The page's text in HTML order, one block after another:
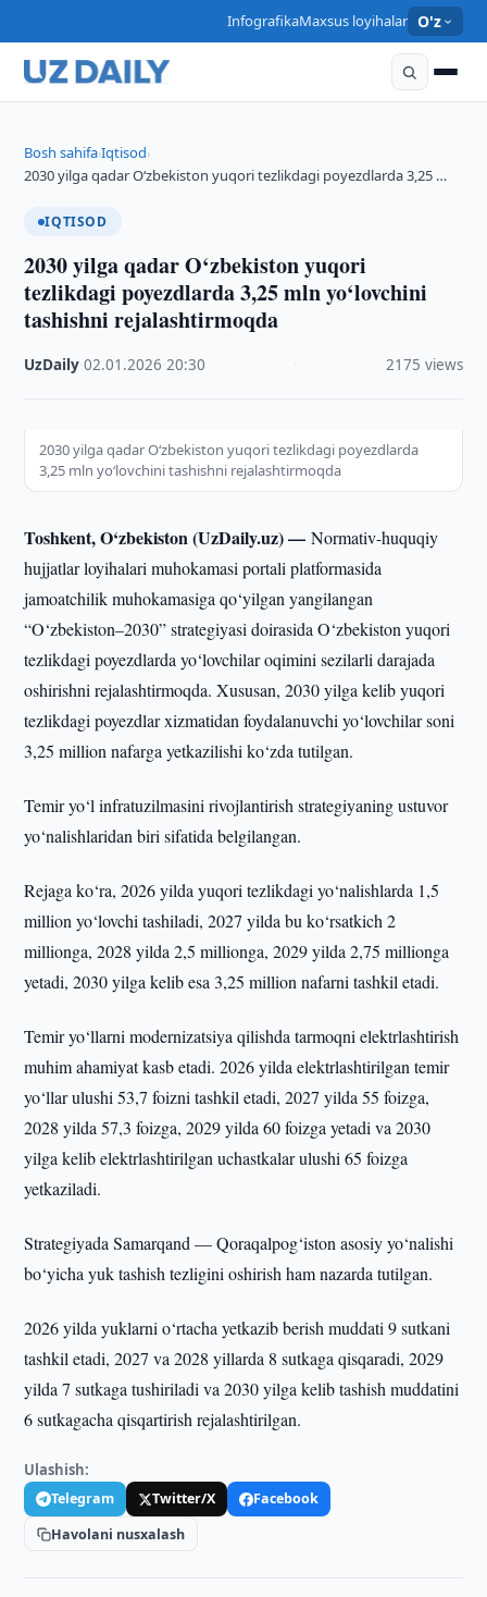
InfografikaMaxsus loyihalar O'z
Bosh sahifa›Iqtisod›
2030 yilga qadar O‘zbekiston yuqori tezlikdagi poyezdlarda 3,25 …
IQTISOD
2030 yilga qadar O‘zbekiston yuqori
tezlikdagi poyezdlarda 3,25 mln yo‘lovchini
tashishni rejalashtirmoqda
UzDaily ·02.01.2026 ·20:30 2175 views
2030 yilga qadar O‘zbekiston yuqori tezlikdagi poyezdlarda
3,25 mln yo‘lovchini tashishni rejalashtirmoqda
Toshkent, O‘zbekiston (UzDaily.uz) —Normativ-huquqiy
hujjatlar loyihalari muhokamasi portali platformasida
jamoatchilik muhokamasiga qo‘yilgan yangilangan
“O‘zbekiston–2030” strategiyasi doirasida O‘zbekiston yuqori
tezlikdagi poyezdlarda yo‘lovchilar oqimini sezilarli darajada
oshirishni rejalashtirmoqda. Xususan, 2030 yilga kelib yuqori
tezlikdagi poyezdlar xizmatidan foydalanuvchi yo‘lovchilar soni
3,25 million nafarga yetkazilishi ko‘zda tutilgan.
Temir yo‘l infratuzilmasini rivojlantirish strategiyaning ustuvor
yo‘nalishlaridan biri sifatida belgilangan.
Rejaga ko‘ra, 2026 yilda yuqori tezlikdagi yo‘nalishlarda 1,5
million yo‘lovchi tashiladi, 2027 yilda bu ko‘rsatkich 2
millionga, 2028 yilda 2,5 millionga, 2029 yilda 2,75 millionga
yetadi, 2030 yilga kelib esa 3,25 million nafarni tashkil etadi.
Temir yo‘llarni modernizatsiya qilishda tarmoqni elektrlashtirish
muhim ahamiyat kasb etadi. 2026 yilda elektrlashtirilgan temir
yo‘llar ulushi 53,7 foizni tashkil etadi, 2027 yilda 55 foizga,
2028 yilda 57,3 foizga, 2029 yilda 60 foizga yetadi va 2030
yilga kelib elektrlashtirilgan uchastkalar ulushi 65 foizga
yetkaziladi.
Strategiyada Samarqand — Qoraqalpog‘iston asosiy yo‘nalishi
bo‘yicha yuk tashish tezligini oshirish ham nazarda tutilgan.
2026 yilda yuklarni o‘rtacha yetkazib berish muddati 9 sutkani
tashkil etadi, 2027 va 2028 yillarda 8 sutkaga qisqaradi, 2029
yilda 7 sutkaga tushiriladi va 2030 yilga kelib tashish muddatini
6 sutkagacha qisqartirish rejalashtirilgan.
Ulashish:
Telegram Twitter/X
Facebook
Havolani nusxalash